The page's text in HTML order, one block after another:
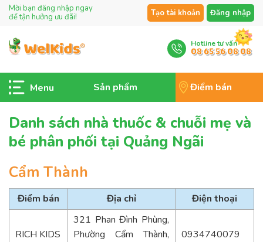
Mời bạn đăng nhập ngay
để tận hưởng ưu đãi!
Tạo tài khoản Đăng nhập
Hotline tư vấn
08 65 56 08 08
Sản phẩm Điểm bán
Danh sách nhà thuốc & chuỗi mẹ và
bé phân phối tại Quảng Ngãi
Cẩm Thành
Điểm bán Địa chỉ Điện thoại
RICH KIDS
321 Phan Đình Phùng,
Phường Cẩm Thành,
0934740079